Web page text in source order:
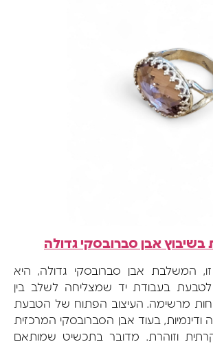
אבן סברובסקי גדולה
המשלבת אבן סברובסקי גדולה, היא
בעבודת יד שמצליחה לשלב בין
מרשימה. העיצוב הפתוח של הטבעת
ודינמיות, בעוד אבן הסברובסקי המרכזית
וזוהרת. מדובר בתכשיט שמותאם